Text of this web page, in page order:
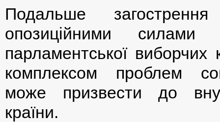
Подальше
опозиційними
парламентської
комплексом проблем
може призвести до
країни.